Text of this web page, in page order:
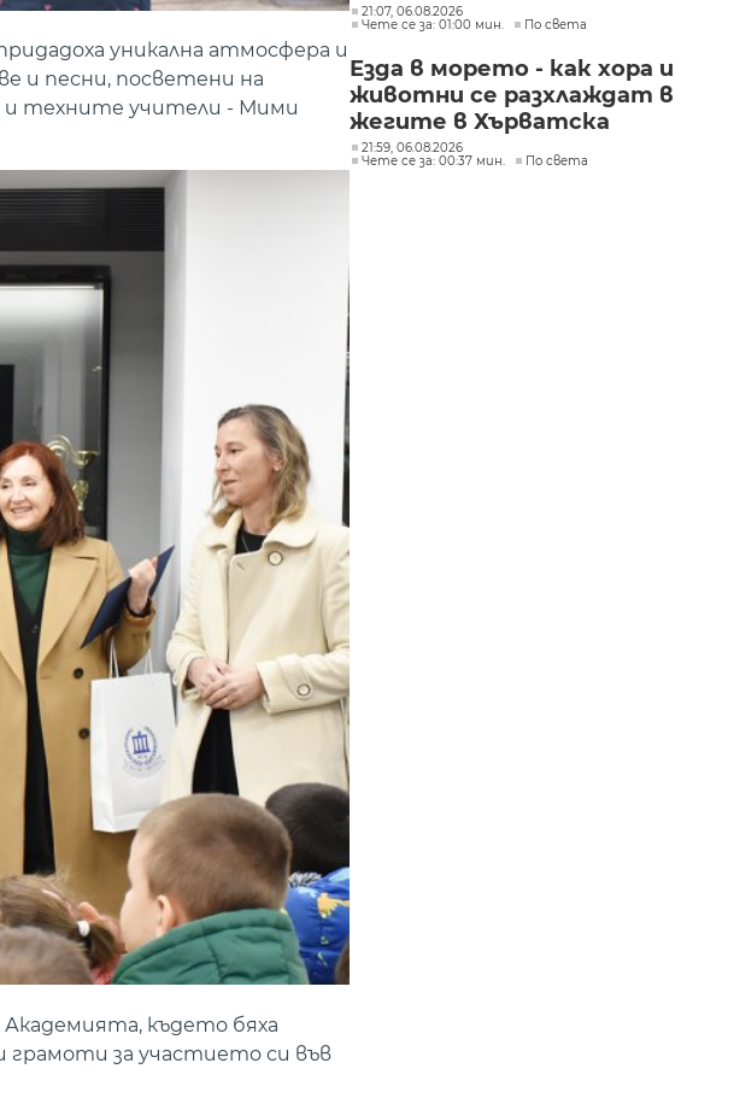
уникална атмосфера и
и песни, посветени на
и техните учители - Мими
където бяха
грамоти за участието си във
21:07, 06.08.2026
Чете се за: 01:00 мин.
По света
Езда в морето - как хора и
животни се разхлаждат в
жегите в Хърватска
21:59, 06.08.2026
Чете се за: 00:37 мин.
По света